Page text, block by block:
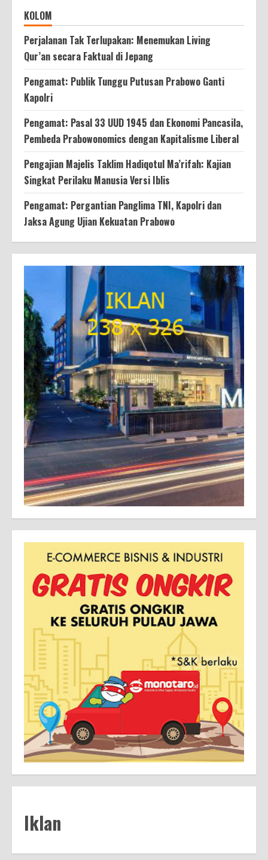
KOLOM
Perjalanan Tak Terlupakan: Menemukan Living
Qur’an secara Faktual di Jepang
Pengamat: Publik Tunggu Putusan Prabowo Ganti
Kapolri
Pengamat: Pasal 33 UUD 1945 dan Ekonomi Pancasila,
Pembeda Prabowonomics dengan Kapitalisme Liberal
Pengajian Majelis Taklim Hadiqotul Ma’rifah: Kajian
Singkat Perilaku Manusia Versi Iblis
Pengamat: Pergantian Panglima TNI, Kapolri dan
Jaksa Agung Ujian Kekuatan Prabowo
Iklan